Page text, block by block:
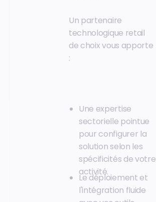
Un partenaire
technologique retail
de choix vous apporte
:
Une expertise
sectorielle pointue
pour configurer la
solution selon les
spécificités de votre
activité.
Le déploiement et
l'intégration fluide